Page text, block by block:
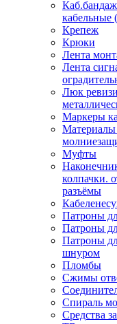
кабельные
Крепеж
Крюки
Лента
Лента
Люк
Маркеры
Материалы
Муфты
колпачки.
разъёмы
Патроны
Патроны
Патроны
шнуром
Пломбы
Сжимы
Спираль
Средства